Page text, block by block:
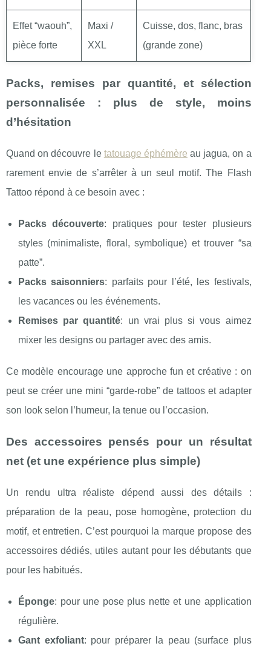
Effet “waouh”,
pièce forte
Maxi /
XXL
Cuisse, dos, flanc, bras
(grande zone)
Packs, remises par quantité, et sélection
personnalisée : plus de style, moins
d’hésitation
Quand on découvre le tatouage éphémère au jagua, on a
rarement envie de s’arrêter à un seul motif. The Flash
Tattoo répond à ce besoin avec :
Packs découverte: pratiques pour tester plusieurs
styles (minimaliste, floral, symbolique) et trouver “sa
patte”.
Packs saisonniers: parfaits pour l’été, les festivals,
les vacances ou les événements.
Remises par quantité: un vrai plus si vous aimez
mixer les designs ou partager avec des amis.
Ce modèle encourage une approche fun et créative : on
peut se créer une mini “garde-robe” de tattoos et adapter
son look selon l’humeur, la tenue ou l’occasion.
Des accessoires pensés pour un résultat
net (et une expérience plus simple)
Un rendu ultra réaliste dépend aussi des détails :
préparation de la peau, pose homogène, protection du
motif, et entretien. C’est pourquoi la marque propose des
accessoires dédiés, utiles autant pour les débutants que
pour les habitués.
Éponge: pour une pose plus nette et une application
régulière.
Gant exfoliant: pour préparer la peau (surface plus